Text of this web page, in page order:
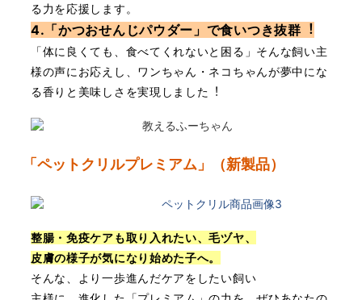
る⼒を応援します。
4.「かつおせんじパウダー」で⾷いつき抜群︕
「体に良くても、⾷べてくれないと困る」そんな飼い主
様の声にお応えし、ワンちゃん・ネコちゃんが夢中にな
る⾹りと美味しさを実現しました︕
「ペットクリルプレミアム」（新製品）
整腸・免疫ケアも取り⼊れたい、⽑ヅヤ、
⽪膚の様⼦が気になり始めた⼦へ。
そんな、より⼀歩進んだケアをしたい飼い